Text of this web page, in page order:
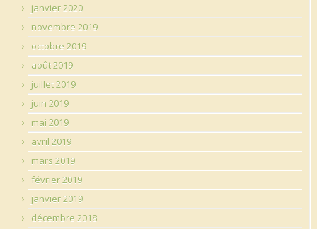
janvier 2020
novembre 2019
octobre 2019
août 2019
juillet 2019
juin 2019
mai 2019
avril 2019
mars 2019
février 2019
janvier 2019
décembre 2018